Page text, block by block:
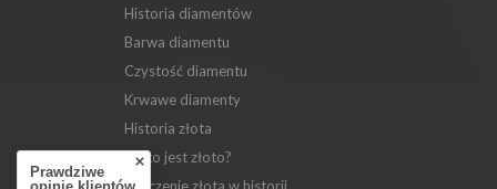
Historia diamentów
Barwa diamentu
Czystość diamentu
Krwawe diamenty
Historia złota
Co to jest złoto?
Prawdziwe